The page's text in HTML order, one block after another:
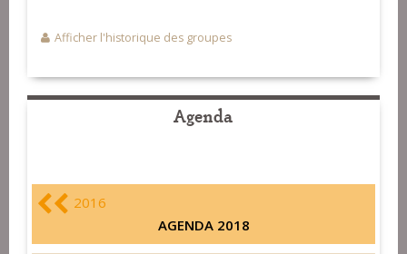
Afficher l'historique des groupes
Agenda
2016
AGENDA 2018